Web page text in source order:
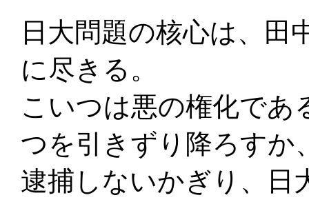
日大問題の核心は、田
に尽きる。
こいつは悪の権化であ
つを引きずり降ろすか
逮捕しないかぎり、日